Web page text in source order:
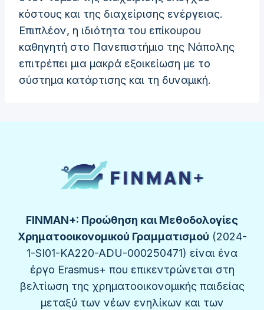
κόστους και της διαχείρισης ενέργειας.
Επιπλέον, η ιδιότητα του επίκουρου
καθηγητή στο Πανεπιστήμιο της Νάπολης
επιτρέπει μια μακρά εξοικείωση με το
σύστημα κατάρτισης και τη δυναμική.
FINMAN+: Προώθηση και Μεθοδολογίες
Χρηματοοικονομικού Γραμματισμού (2024-
1-SI01-KA220-ADU-000250471) είναι ένα
έργο Erasmus+ που επικεντρώνεται στη
βελτίωση της χρηματοοικονομικής παιδείας
μεταξύ των νέων ενηλίκων και των